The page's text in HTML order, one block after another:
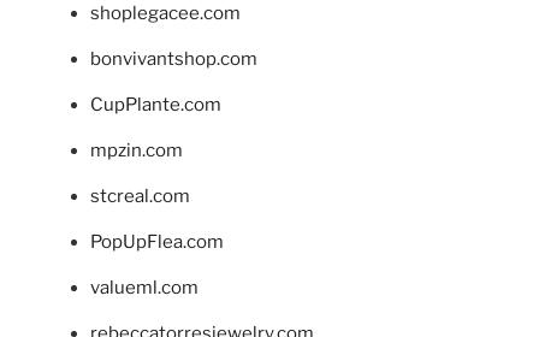
shoplegacee.com
bonvivantshop.com
CupPlante.com
mpzin.com
stcreal.com
PopUpFlea.com
valueml.com